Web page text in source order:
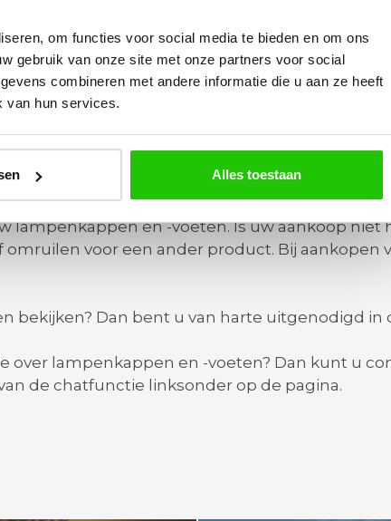
om functies voor social media te bieden en om ons
gebruik van onze site met onze partners voor social
combineren met andere informatie die u aan ze heeft
van hun services.
Alles toestaan
met onder andere een industrieel interieur.
omgeving natuurlijk te maken. Kortom,
Barco Lichttotaal ook een zeer uitgebreid
zijn uiteenlopend van betonlook grijs tot olijf
-voeten online bij Barco
lampenkappen en -voeten. Is uw aankoop niet
voor een ander product. Bij aankopen
bekijken? Dan bent u van harte uitgenodigd in
over lampenkappen en -voeten? Dan kunt u
de chatfunctie linksonder op de pagina.